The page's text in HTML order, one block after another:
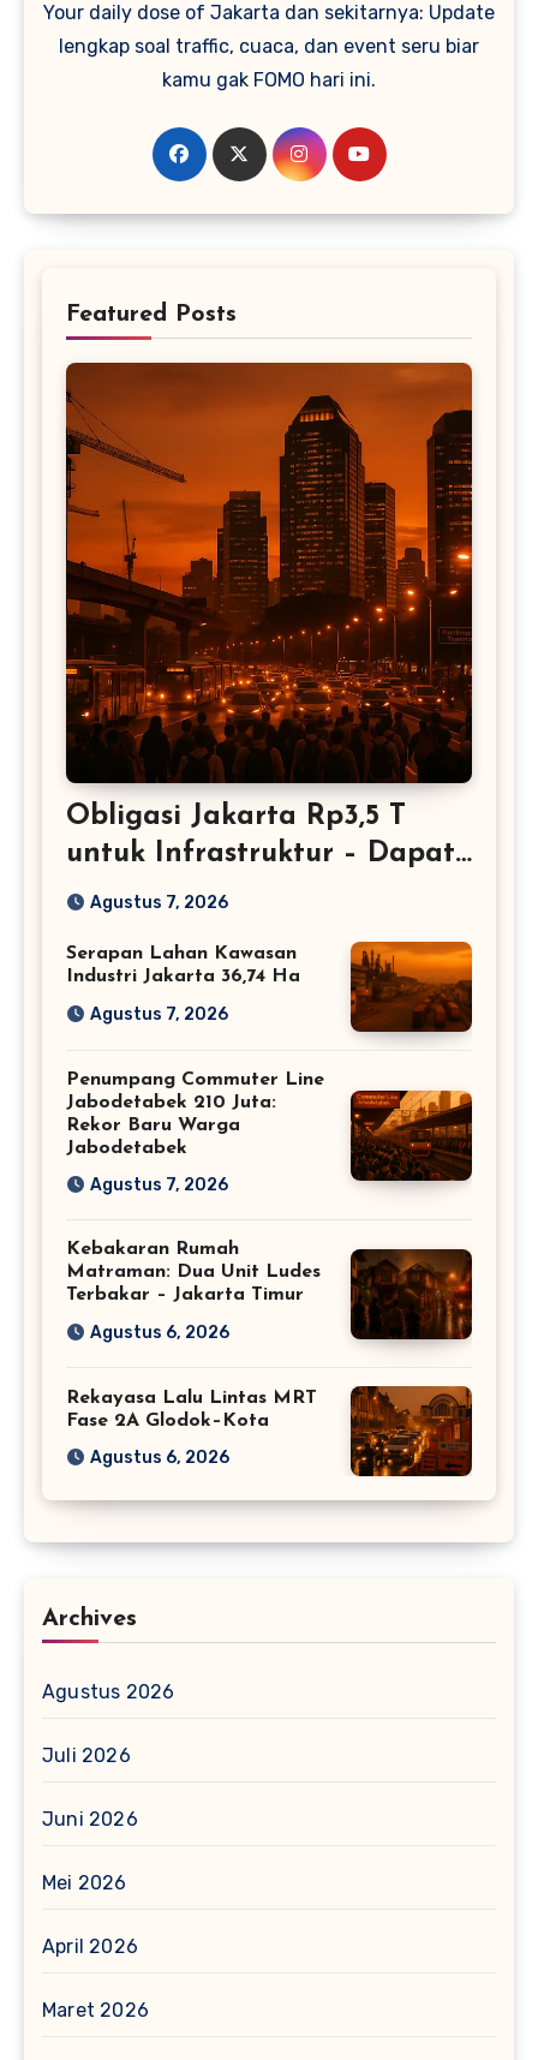
Your daily dose of Jakarta dan sekitarnya: Update
lengkap soal traffic, cuaca, dan event seru biar
kamu gak FOMO hari ini.
Featured Posts
Obligasi Jakarta Rp3,5 T
untuk Infrastruktur – Dapat
Restu BI
Agustus 7, 2026
Serapan Lahan Kawasan
Industri Jakarta 36,74 Ha
Agustus 7, 2026
Penumpang Commuter Line
Jabodetabek 210 Juta:
Rekor Baru Warga
Jabodetabek
Agustus 7, 2026
Kebakaran Rumah
Matraman: Dua Unit Ludes
Terbakar – Jakarta Timur
Agustus 6, 2026
Rekayasa Lalu Lintas MRT
Fase 2A Glodok–Kota
Agustus 6, 2026
Archives
Agustus 2026
Juli 2026
Juni 2026
Mei 2026
April 2026
Maret 2026